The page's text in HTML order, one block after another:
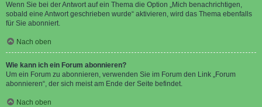
Wenn Sie bei der Antwort auf ein Thema die Option „Mich benachrichtigen,
sobald eine Antwort geschrieben wurde“ aktivieren, wird das Thema ebenfalls
für Sie abonniert.
Nach oben
Wie kann ich ein Forum abonnieren?
Um ein Forum zu abonnieren, verwenden Sie im Forum den Link „Forum
abonnieren“, der sich meist am Ende der Seite befindet.
Nach oben